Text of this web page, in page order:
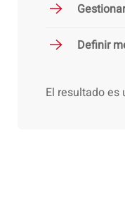
Definir
El resultado es